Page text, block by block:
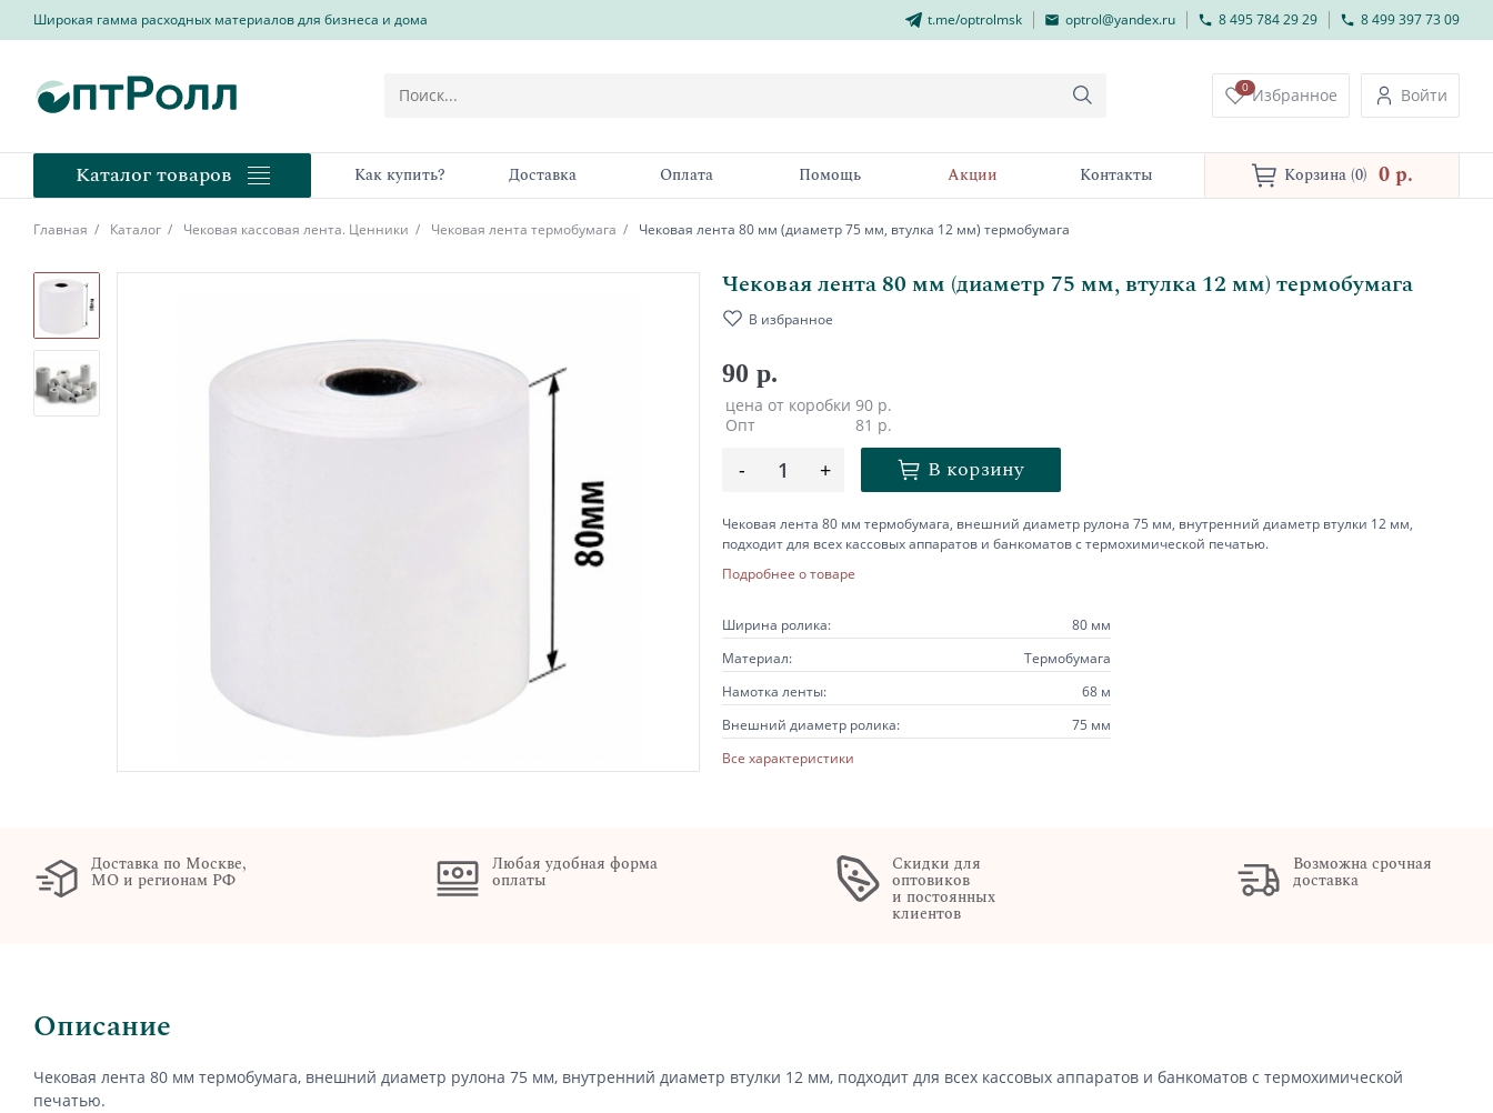
Широкая гамма расходных материалов для бизнеса и дома t.me/optrolmsk optrol@yandex.ru 8 495 784 29 29 8 499 397 73 09
0 Избранное Войти
Каталог товаров Как купить? Доставка Оплата Помощь Акции Контакты Корзина (0) 0 p.
Главная Каталог Чековая кассовая лента. Ценники Чековая лента термобумага Чековая лента 80 мм (диаметр 75 мм, втулка 12 мм) термобумага
Чековая лента 80 мм (диаметр 75 мм, втулка 12 мм) термобумага
В избранное
90 р.
цена от коробки 90 р.
Опт
81 р.
- 1 + В корзину
Чековая лента 80 мм термобумага, внешний диаметр рулона 75 мм, внутренний диаметр втулки 12 мм,
подходит для всех кассовых аппаратов и банкоматов с термохимической печатью.
Подробнее о товаре
Ширина ролика:
80 мм
Материал:
Термобумага
Намотка ленты:
68 м
Внешний диаметр ролика:
75 мм
Все характеристики
Доставка по Москве,
МО и регионам РФ
Любая удобная форма
оплаты
Скидки для
оптовиков
и постоянных
клиентов
Возможна срочная
доставка
Описание
Чековая лента 80 мм термобумага, внешний диаметр рулона 75 мм, внутренний диаметр втулки 12 мм, подходит для всех кассовых аппаратов и банкоматов с термохимической
печатью.